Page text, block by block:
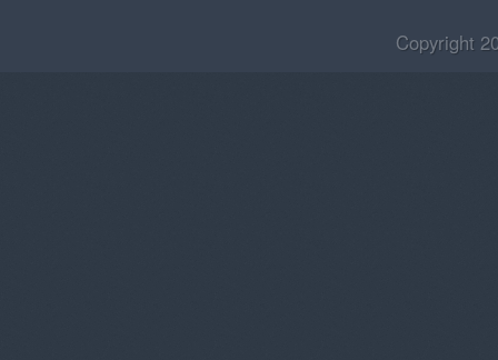
Copyright